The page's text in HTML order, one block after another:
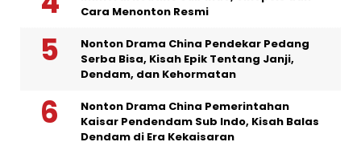
Cara Menonton Resmi
Nonton Drama China Pendekar Pedang
Serba Bisa, Kisah Epik Tentang Janji,
Dendam, dan Kehormatan
Nonton Drama China Pemerintahan
Kaisar Pendendam Sub Indo, Kisah Balas
Dendam di Era Kekaisaran